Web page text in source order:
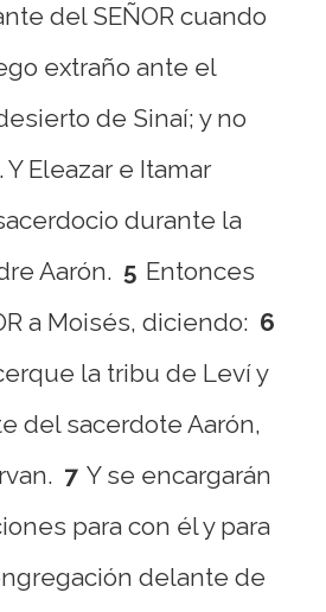
del SEÑOR cuando
extraño ante el
de Sinaí; y no
Eleazar e Itamar
durante la
Aarón. 5 Entonces
a Moisés, diciendo: 6
la tribu de Leví y
del sacerdote Aarón,
7 Y se encargarán
para con él y para
delante de